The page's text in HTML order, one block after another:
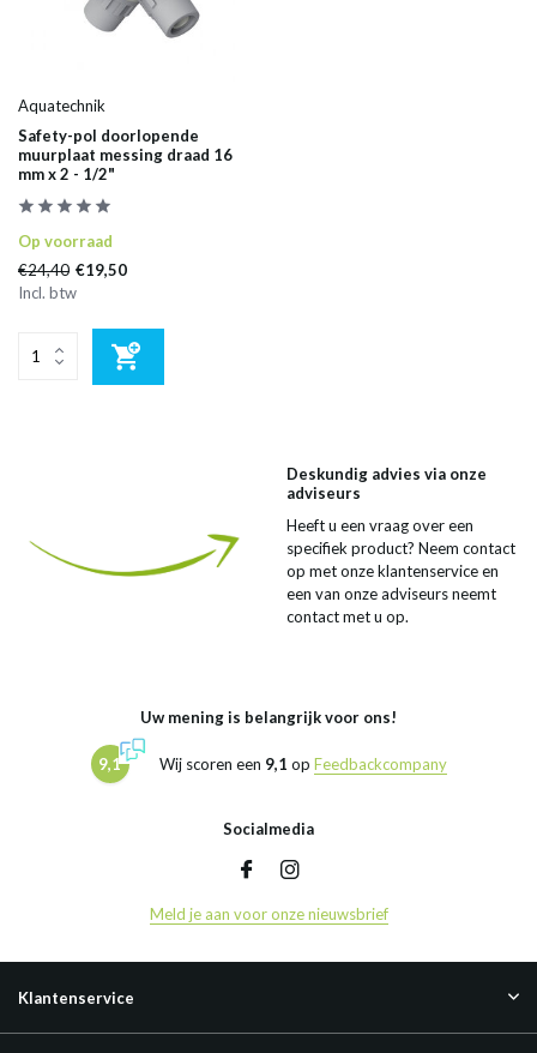
Aquatechnik
Safety-pol doorlopende
muurplaat messing draad 16
mm x 2 - 1/2"
Op voorraad
€24,40 €19,50
Incl. btw
Deskundig advies via onze
adviseurs
Heeft u een vraag over een
specifiek product? Neem contact
op met onze klantenservice en
een van onze adviseurs neemt
contact met u op.
Uw mening is belangrijk voor ons!
9,1 Wij scoren een 9,1 op Feedbackcompany
Socialmedia
Meld je aan voor onze nieuwsbrief
Klantenservice